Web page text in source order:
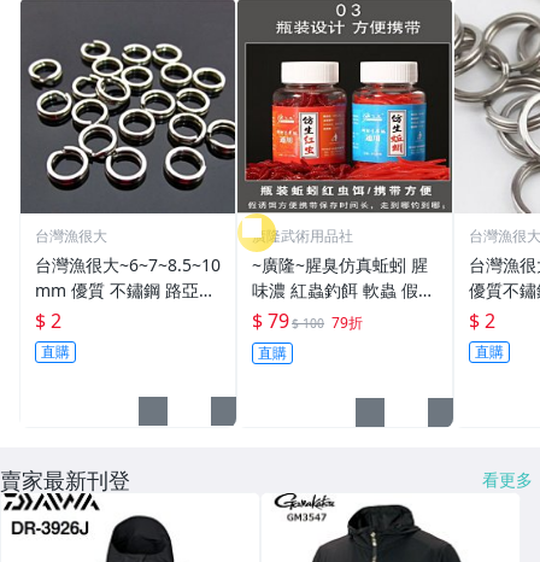
台灣漁很大
台灣漁很大~6~7~8.5~10
mm 優質 不鏽鋼 路亞環
S型開口 扁平 打扁 打平
$ 2
直購
廣隆武術用品社
~廣隆~腥臭仿真蚯蚓 腥
味濃 紅蟲釣餌 軟蟲 假蚯
蚓 海魚餌 紅蟲 路亞餌
假餌 誘餌 仿生餌 擬餌
路亞軟餌
$ 79$ 100 79折
直購
台灣漁很大
台灣漁
優質不
平 打扁 打平
雙環 路亞
路亞環
$ 2
直購
賣家最新刊登 看更多